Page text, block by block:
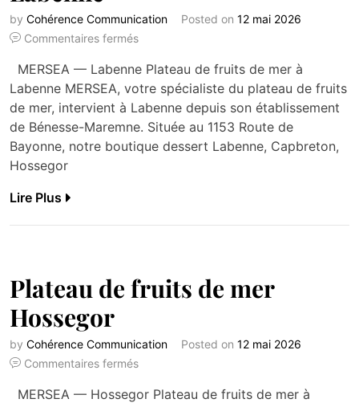
by Cohérence Communication Posted on 12 mai 2026
Commentaires fermés
MERSEA — Labenne Plateau de fruits de mer à
Labenne MERSEA, votre spécialiste du plateau de fruits
de mer, intervient à Labenne depuis son établissement
de Bénesse-Maremne. Située au 1153 Route de
Bayonne, notre boutique dessert Labenne, Capbreton,
Hossegor
Lire Plus
Plateau de fruits de mer
Hossegor
by Cohérence Communication Posted on 12 mai 2026
Commentaires fermés
MERSEA — Hossegor Plateau de fruits de mer à